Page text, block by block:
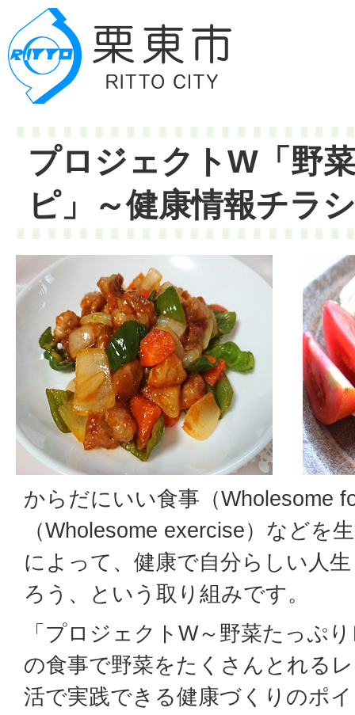
プロジェクトW「野
ピ」～健康情報チラ
からだにいい食事（Wholesome
（Wholesome exercise）などを
によって、健康で自分らしい人
ろう、という取り組みです。
「プロジェクトW～野菜たっぷ
の食事で野菜をたくさんとれる
活で実践できる健康づくりのポ